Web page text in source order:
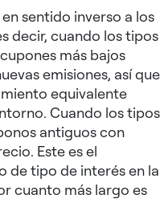
sentido inverso a los
decir, cuando los tipos
más bajos
emisiones, así que
equivalente
Cuando los tipos
antiguos con
Este es el
de tipo de interés en la
cuanto más largo es